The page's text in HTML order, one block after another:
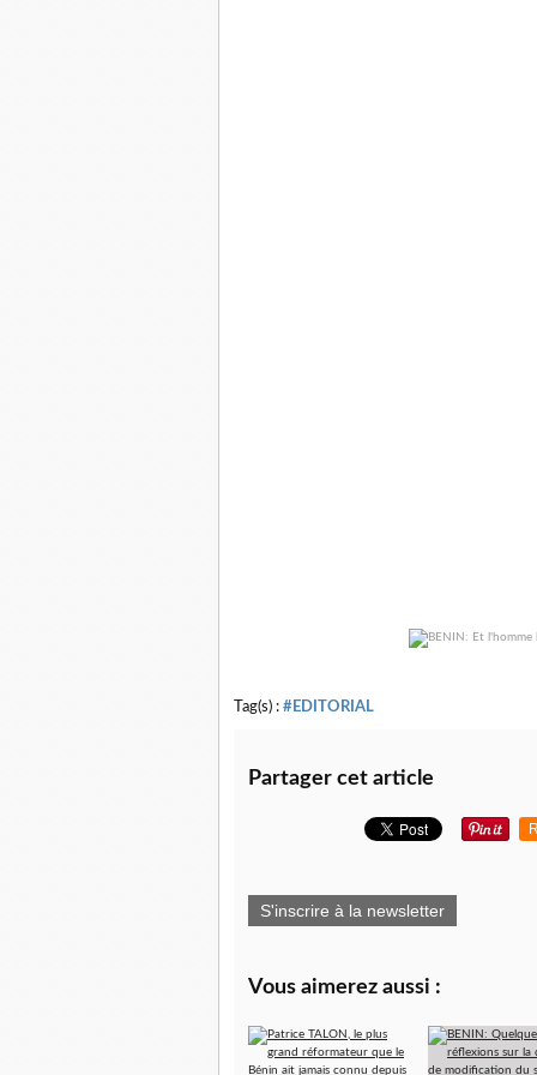
Tag(s) : #EDITORIAL
Partager cet article
S'inscrire à la newsletter
Vous aimerez aussi :